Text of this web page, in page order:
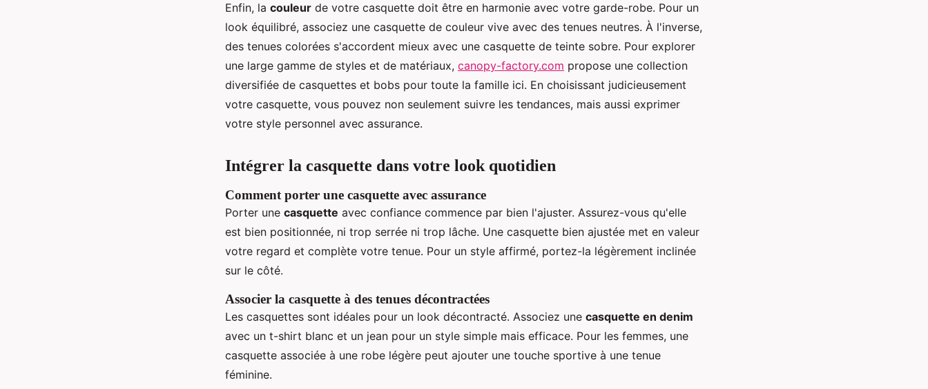
Enfin, la couleur de votre casquette doit être en harmonie avec votre garde-robe. Pour un
look équilibré, associez une casquette de couleur vive avec des tenues neutres. À l'inverse,
des tenues colorées s'accordent mieux avec une casquette de teinte sobre. Pour explorer
une large gamme de styles et de matériaux, canopy-factory.com propose une collection
diversifiée de casquettes et bobs pour toute la famille ici. En choisissant judicieusement
votre casquette, vous pouvez non seulement suivre les tendances, mais aussi exprimer
votre style personnel avec assurance.
Intégrer la casquette dans votre look quotidien
Comment porter une casquette avec assurance
Porter une casquette avec confiance commence par bien l'ajuster. Assurez-vous qu'elle
est bien positionnée, ni trop serrée ni trop lâche. Une casquette bien ajustée met en valeur
votre regard et complète votre tenue. Pour un style affirmé, portez-la légèrement inclinée
sur le côté.
Associer la casquette à des tenues décontractées
Les casquettes sont idéales pour un look décontracté. Associez une casquette en denim
avec un t-shirt blanc et un jean pour un style simple mais efficace. Pour les femmes, une
casquette associée à une robe légère peut ajouter une touche sportive à une tenue
féminine.